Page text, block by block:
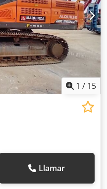
o carreteras, con
paradas y más
mano a la venta ideal
elevación y descarga
cuchara. Tipología:
Profundidad excav:
1 / 15
Llamar